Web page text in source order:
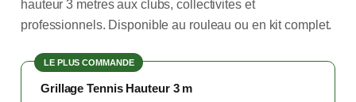
hauteur 3 metres aux clubs, collectivites et
professionnels. Disponible au rouleau ou en kit complet.
LE PLUS COMMANDE
Grillage Tennis Hauteur 3 m